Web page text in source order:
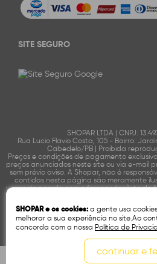
SITE SEGURO
SHOPAR LTDA | CNPJ:
Rua Lucio Flavio Costa, 105 - Bairro:
Cabedelo/PB | Proibida
Preços e condições de pagamento
preços anunciados neste site ou via e-mail
sem prévio aviso. A Shopar, não é
contidas nesta página são meramente
variar de acordo com o fornecedor/lote do
SHOPAR e os cookies: a gente usa
melhorar a sua experiência no site.Ao
concorda com a nossa Política de
continuar e